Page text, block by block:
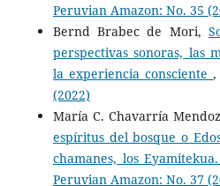
Peruvian Amazon: No. 35
Bernd Brabec de Mori,
perspectivas sonoras, las
la experiencia consciente
(2022)
María C. Chavarría
espíritus del bosque o
chamanes, los
Peruvian Amazon: No. 37